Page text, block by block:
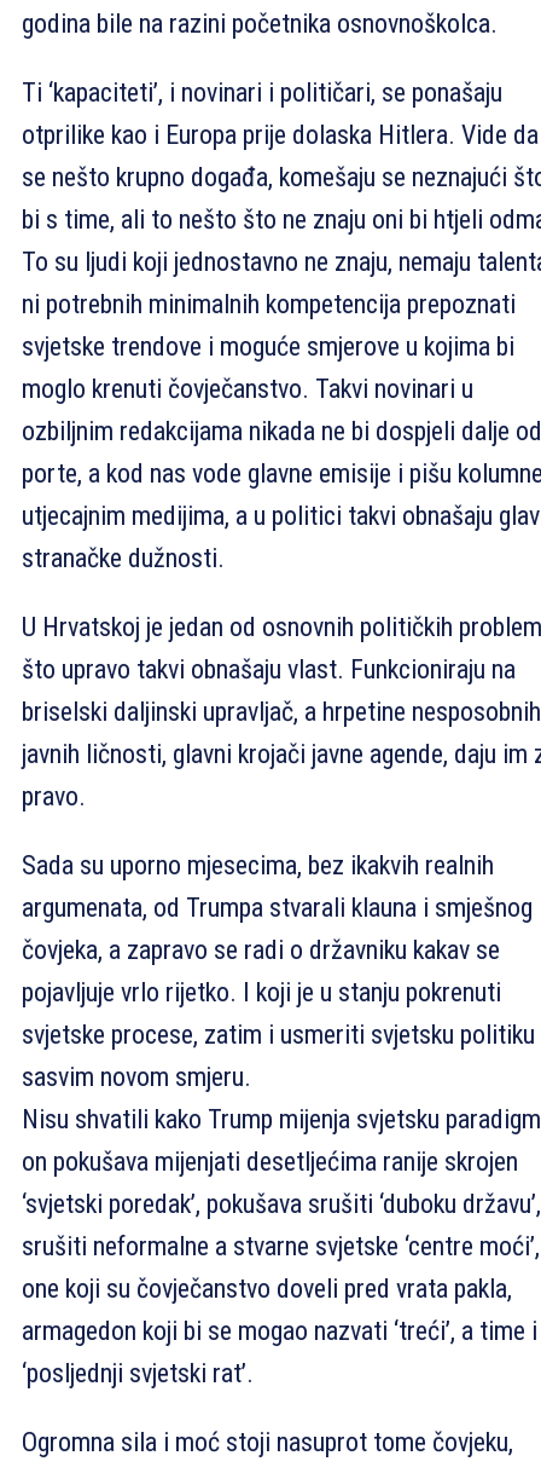
godina bile na razini početnika osnovnoškolca.
Ti ‘kapaciteti’, i novinari i političari, se ponašaju
otprilike kao i Europa prije dolaska Hitlera. Vide da
se nešto krupno događa, komešaju se neznajući
bi s time, ali to nešto što ne znaju oni bi htjeli
To su ljudi koji jednostavno ne znaju, nemaju
ni potrebnih minimalnih kompetencija prepoznati
svjetske trendove i moguće smjerove u kojima bi
moglo krenuti čovječanstvo. Takvi novinari u
ozbiljnim redakcijama nikada ne bi dospjeli dalje od
porte, a kod nas vode glavne emisije i pišu
utjecajnim medijima, a u politici takvi obnašaju
stranačke dužnosti.
U Hrvatskoj je jedan od osnovnih političkih
što upravo takvi obnašaju vlast. Funkcioniraju na
briselski daljinski upravljač, a hrpetine nesposobnih
javnih ličnosti, glavni krojači javne agende, daju im
pravo.
Sada su uporno mjesecima, bez ikakvih realnih
argumenata, od Trumpa stvarali klauna i smješnog
čovjeka, a zapravo se radi o državniku kakav se
pojavljuje vrlo rijetko. I koji je u stanju pokrenuti
svjetske procese, zatim i usmeriti svjetsku politiku
sasvim novom smjeru.
Nisu shvatili kako Trump mijenja svjetsku
on pokušava mijenjati desetljećima ranije skrojen
‘svjetski poredak’, pokušava srušiti ‘duboku državu’,
srušiti neformalne a stvarne svjetske ‘centre moći’,
one koji su čovječanstvo doveli pred vrata pakla,
armagedon koji bi se mogao nazvati ‘treći’, a time i
‘posljednji svjetski rat’.
Ogromna sila i moć stoji nasuprot tome čovjeku,